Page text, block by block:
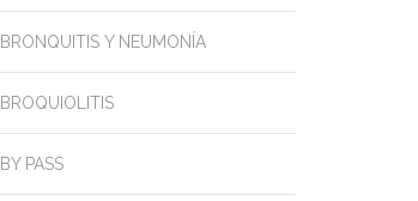
BRONQUITIS Y NEUMONÍA
BROQUIOLITIS
BY PASS